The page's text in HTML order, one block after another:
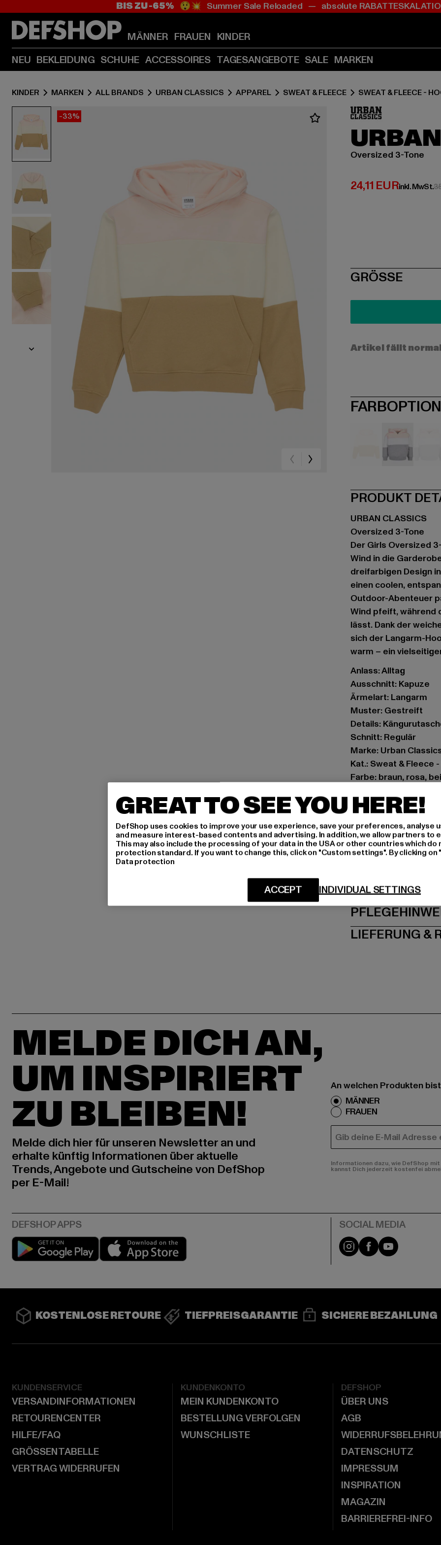
Zum
(Enter
drücken)
Zum
(Enter
drücken)
BIS ZU -65% 😲💥 Summer Sale Reloaded — absolute
MÄNNER FRAUEN KINDER
NEU BEKLEIDUNG SCHUHE ACCESSOIRES TAGESANGEBOTE SALE MARKEN
KINDER MARKEN ALL BRANDS URBAN CLASSICS APPAREL SWEAT & FLEECE SWEAT & FLEECE -
-33%
Oversized 3-Tone
24,11 EUR
Derzeitiger Preis:
inkl. MwSt.
SIZE
GRÖSSE
Artikel fällt
PRODUKT
URBAN CLASSICS
Oversized 3-Tone
Der Girls Oversized
Wind in die
dreifarbigen Design
einen coolen,
Outdoor-Abenteuer
Wind pfeift, während
lässt. Dank der
sich der Langarm-
warm – ein
Anlass: Alltag
Ausschnitt: Kapuze
Ärmelart: Langarm
Muster: Gestreift
Details:
Schnitt: Regulär
Marke: Urban
Kat.: Sweat & Fleece
Farbe: braun, rosa,
Art.Nr: UCK1843-04043
Hersteller: TB
Dr.-Robert-Murjahn-
GRÖSSE
LIEFERUNG &
MELDE DICH AN,
UM INSPIRIERT
ZU BLEIBEN!
Melde dich hier für unseren Newsletter an und
erhalte künftig Informationen über aktuelle
Trends, Angebote und Gutscheine von DefShop
per E-Mail!
An welchen Produkten
MÄNNER
FRAUEN
E-MAIL
Informationen dazu, wie DefShop
kannst Dich jederzeit kostenfei
Play market Instagram
FacebookYouTube
KOSTENLOSE RETOURE TIEFPREISGARANTIE SICHERE BEZAHLUNG
KUNDENSERVICE
VERSANDINFORMATIONEN
RETOURENCENTER
HILFE/FAQ
GRÖSSENTABELLE
VERTRAG WIDERRUFEN
KUNDENKONTO
MEIN KUNDENKONTO
BESTELLUNG VERFOLGEN
WUNSCHLISTE
DEFSHOP
ÜBER UNS
AGB
DATENSCHUTZ
IMPRESSUM
INSPIRATION
MAGAZIN
BARRIEREFREI-INFO
GREAT TO SEE YOU HERE!
DefShop uses cookies to improve your use experience, save your preferences, analyse
and measure interest-based contents and advertising. In addition, we allow partners to
This may also include the processing of your data in the USA or other countries which do
protection standard. If you want to change this, click on "Custom settings". By clicking
Data protection
INDIVIDUAL SETTINGS
ACCEPT